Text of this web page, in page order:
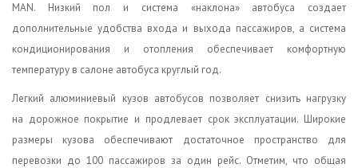
MAN. Низкий пол и система «наклона» автобуса создает
дополнительные удобства входа и выхода пассажиров, а система
кондиционирования и отопления обеспечивает комфортную
температуру в салоне автобуса круглый год.
Легкий алюминиевый кузов автобусов позволяет снизить нагрузку
на дорожное покрытие и продлевает срок эксплуатации. Широкие
размеры кузова обеспечивают достаточное пространство для
перевозки до 100 пассажиров за один рейс. Отметим, что общая